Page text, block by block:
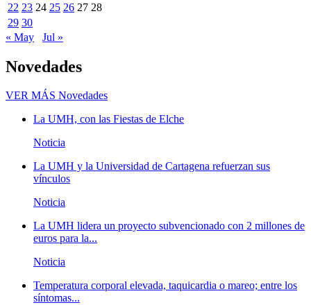
22 23 24 25 26 27 28
29 30
« May
Jul »
Novedades
VER MÁS Novedades
La UMH, con las Fiestas de Elche
Noticia
La UMH y la Universidad de Cartagena refuerzan sus
vínculos
Noticia
La UMH lidera un proyecto subvencionado con 2 millones de
euros para la...
Noticia
Temperatura corporal elevada, taquicardia o mareo; entre los
síntomas...